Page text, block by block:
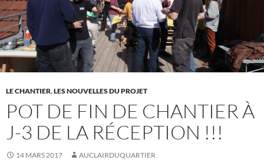
LE CHANTIER,LES NOUVELLES DU PROJET
POT DE FIN DE CHANTIER À
J-3 DE LA RÉCEPTION !!!
14 MARS 2017 AUCLAIRDUQUARTIER